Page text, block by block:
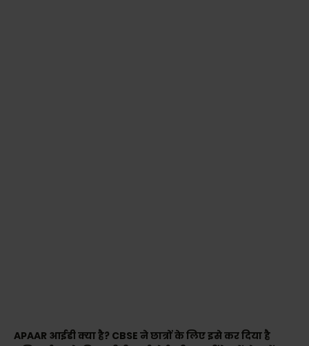
APAAR आईडी क्या है? CBSE ने छात्रों के लिए इसे कर दिया है